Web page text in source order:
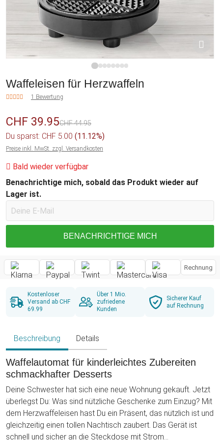
Waffeleisen für Herzwaffeln
1 Bewertung
CHF 39.95CHF 44.95
Du sparst: CHF 5.00 (11.12%)
Preise inkl. MwSt. zzgl. Versandkosten
Bald wieder verfügbar
Benachrichtige mich, sobald das Produkt wieder auf
Lager ist.
BENACHRICHTIGE MICH
Rechnung
Kostenloser
Versand ab CHF
69.99
Über 1 Mio.
zufriedene
Kunden
Sicherer Kauf
auf Rechnung
Beschreibung Details
Waffelautomat für kinderleichtes Zubereiten
schmackhafter Desserts
Deine Schwester hat sich eine neue Wohnung gekauft. Jetzt
überlegst Du: Was sind nützliche Geschenke zum Einzug? Mit
dem Herzwaffeleisen hast Du ein Präsent, das nützlich ist und
gleichzeitig einen tollen Nachtisch zaubert. Das Gerät ist
schnell und sicher an die Steckdose mit Strom